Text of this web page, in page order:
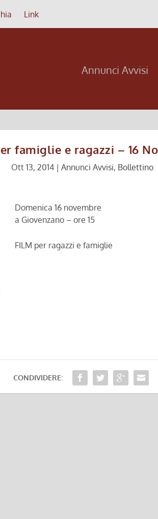
Link
Annunci Avvisi
famiglie e ragazzi – 16
Ott 13, 2014 |Annunci Avvisi, Bollettino
Domenica 16 novembre
a Giovenzano – ore 15
FILM per ragazzi e famiglie
CONDIVIDERE: